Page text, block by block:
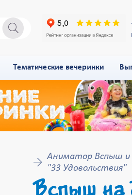
Тематические вечеринки
Аниматор Вспыш и
"33 Удовольствия"